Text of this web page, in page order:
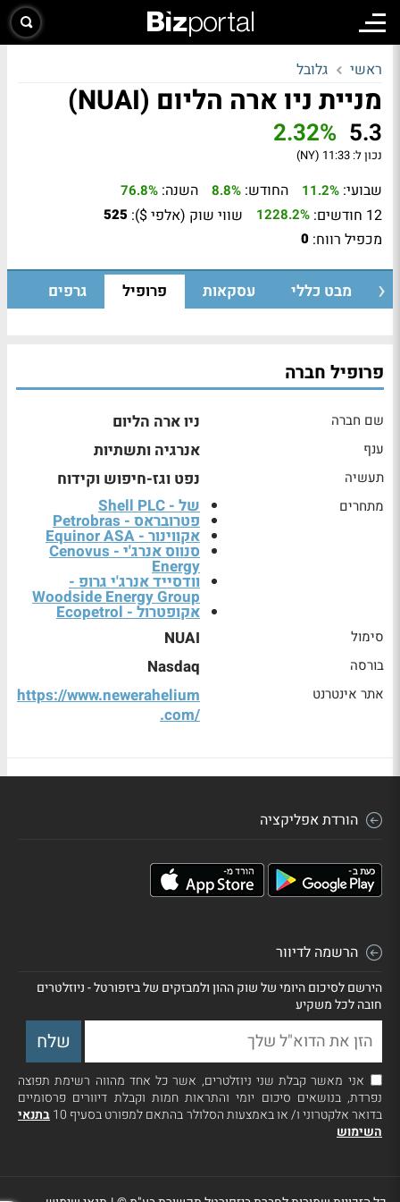
ראשי גלובל
מניית ניו ארה הליום (NUAI)
5.3
2.32%
נכון ל: 11:33 (NY)
שבועי: 11.2% החודש: 8.8% השנה: 76.8%
12 חודשים: 1228.2% שווי שוק (אלפי $): 525
מכפיל רווח: 0
מבט כללי עסקאות פרופיל גרפים
פרופיל חברה
שם חברה ניו ארה הליום
ענף אנרגיה ותשתיות
תעשיה נפט וגז-חיפוש וקידוח
מתחרים של - Shell PLC
פטרובראס - Petrobras
אקווינור - Equinor ASA
סנווס אנרג'י - Cenovus
Energy
וודסייד אנרג'י גרופ -
Woodside Energy Group
אקופטרול - Ecopetrol
סימול NUAI
בורסה Nasdaq
אתר אינטרנט
https://www.newerahelium
.com/
הורדת אפליקציה
הרשמה לדיוור
הירשם לסיכום היומי של שוק ההון ולמבזקים של ביזפורטל - ניוזלטרים
חובה לכל משקיע
אני מאשר קבלת שני ניוזלטרים, אשר כל אחד מהווה רשימת תפוצה
נפרדת, בנושאים סיכום יומי והתראות חמות וקבלת דיוורים פרסומיים
בדואר אלקטרוני ו/ או באמצעות הסלולר בהתאם למפורט בסעיף 10
בתנאי
השימוש